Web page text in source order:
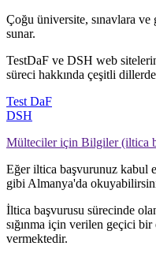
Çoğu üniversite, sınavlara ve
sunar.
TestDaF ve DSH web
süreci hakkında çeşitli
Test DaF
DSH
Mülteciler için Bilgiler (iltica
Eğer iltica başvurunuz kabul
gibi Almanya'da
İltica başvurusu sürecinde
sığınma için verilen geçici
vermektedir.